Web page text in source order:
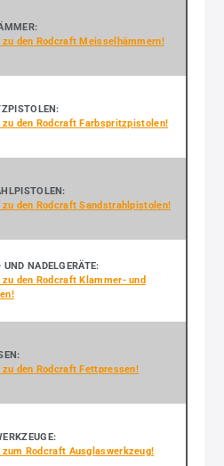
den Rodcraft Meisselhämmern!
den Rodcraft Farbspritzpistolen!
den Rodcraft Sandstrahlpistolen!
NADELGERÄTE:
den Rodcraft Klammer- und
den Rodcraft Fettpressen!
Rodcraft Ausglaswerkzeug!